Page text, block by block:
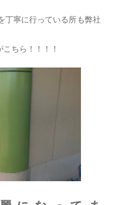
丁寧に行っている所も弊社
こちら！！！！